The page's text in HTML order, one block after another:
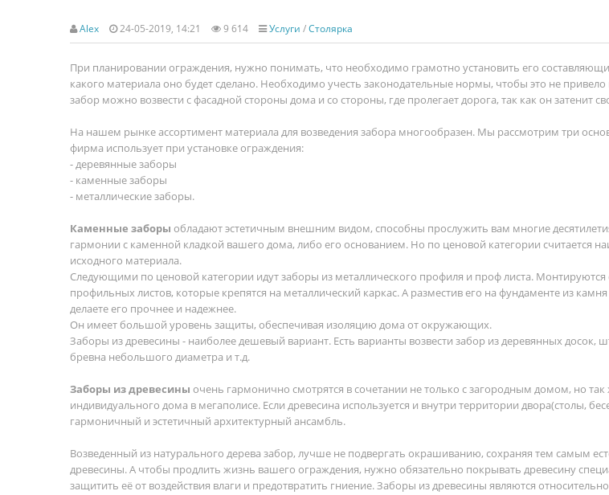
Alex 24-05-2019, 14:21 9 614 Услуги /Столярка
При планировании ограждения, нужно понимать, что необходимо грамотно установить его
какого материала оно будет сделано. Необходимо учесть законодательные нормы, чтобы это не
забор можно возвести с фасадной стороны дома и со стороны, где пролегает дорога, так как он затенит
На нашем рынке ассортимент материала для возведения забора многообразен. Мы рассмотрим три
фирма использует при установке ограждения:
- деревянные заборы
- каменные заборы
- металлические заборы.
Каменные заборы обладают эстетичным внешним видом, способны прослужить вам многие
гармонии с каменной кладкой вашего дома, либо его основанием. Но по ценовой категории считается
исходного материала.
Следующими по ценовой категории идут заборы из металлического профиля и проф листа. Монтируются
профильных листов, которые крепятся на металлический каркас. А разместив его на фундаменте из
делаете его прочнее и надежнее.
Он имеет большой уровень защиты, обеспечивая изоляцию дома от окружающих.
Заборы из древесины - наиболее дешевый вариант. Есть варианты возвести забор из деревянных досок,
бревна небольшого диаметра и т.д.
Заборы из древесины очень гармонично смотрятся в сочетании не только с загородным домом, но так
индивидуального дома в мегаполисе. Если древесина используется и внутри территории двора(столы,
гармоничный и эстетичный архитектурный ансамбль.
Возведенный из натурального дерева забор, лучше не подвергать окрашиванию, сохраняя тем самым
древесины. А чтобы продлить жизнь вашего ограждения, нужно обязательно покрывать древесину
защитить её от воздействия влаги и предотвратить гниение. Заборы из древесины являются